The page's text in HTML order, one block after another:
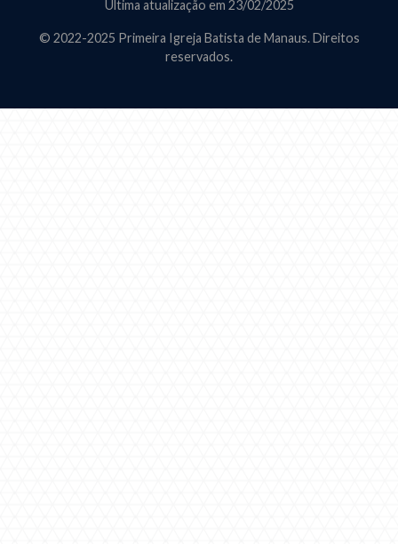
Última atualização em 23/02/2025
© 2022-2025 Primeira Igreja Batista de Manaus. Direitos
reservados.